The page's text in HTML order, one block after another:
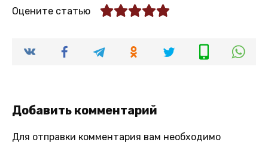
Оцените статью
Добавить комментарий
Для отправки комментария вам необходимо